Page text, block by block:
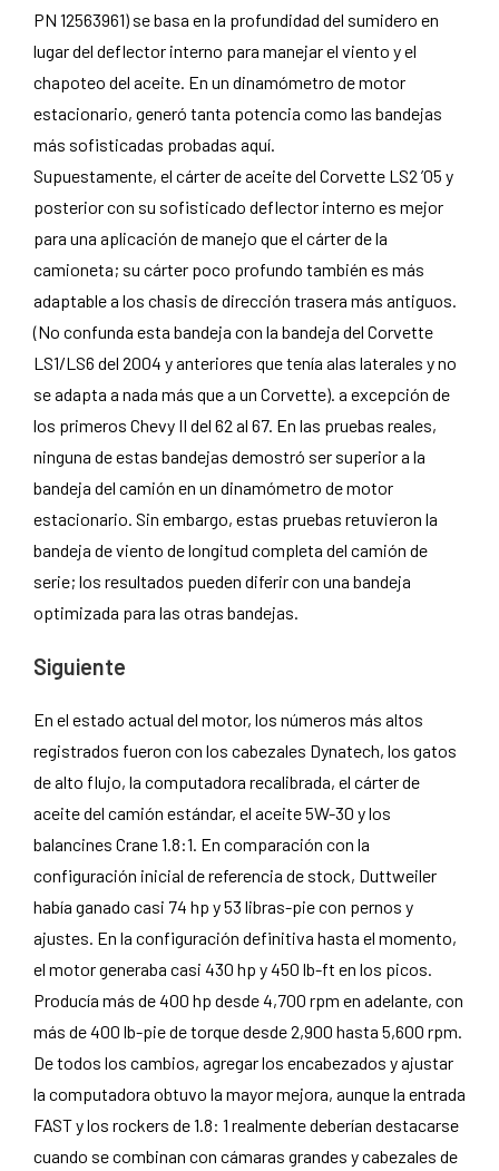
PN 12563961) se basa en la profundidad del sumidero en
lugar del deflector interno para manejar el viento y el
chapoteo del aceite. En un dinamómetro de motor
estacionario, generó tanta potencia como las bandejas
más sofisticadas probadas aquí.
Supuestamente, el cárter de aceite del Corvette LS2 ’05 y
posterior con su sofisticado deflector interno es mejor
para una aplicación de manejo que el cárter de la
camioneta; su cárter poco profundo también es más
adaptable a los chasis de dirección trasera más antiguos.
(No confunda esta bandeja con la bandeja del Corvette
LS1/LS6 del 2004 y anteriores que tenía alas laterales y no
se adapta a nada más que a un Corvette). a excepción de
los primeros Chevy II del 62 al 67. En las pruebas reales,
ninguna de estas bandejas demostró ser superior a la
bandeja del camión en un dinamómetro de motor
estacionario. Sin embargo, estas pruebas retuvieron la
bandeja de viento de longitud completa del camión de
serie; los resultados pueden diferir con una bandeja
optimizada para las otras bandejas.
Siguiente
En el estado actual del motor, los números más altos
registrados fueron con los cabezales Dynatech, los gatos
de alto flujo, la computadora recalibrada, el cárter de
aceite del camión estándar, el aceite 5W-30 y los
balancines Crane 1.8:1. En comparación con la
configuración inicial de referencia de stock, Duttweiler
había ganado casi 74 hp y 53 libras-pie con pernos y
ajustes. En la configuración definitiva hasta el momento,
el motor generaba casi 430 hp y 450 lb-ft en los picos.
Producía más de 400 hp desde 4,700 rpm en adelante, con
más de 400 lb-pie de torque desde 2,900 hasta 5,600 rpm.
De todos los cambios, agregar los encabezados y ajustar
la computadora obtuvo la mayor mejora, aunque la entrada
FAST y los rockers de 1.8: 1 realmente deberían destacarse
cuando se combinan con cámaras grandes y cabezales de